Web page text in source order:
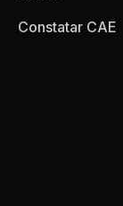
Constatar CAE